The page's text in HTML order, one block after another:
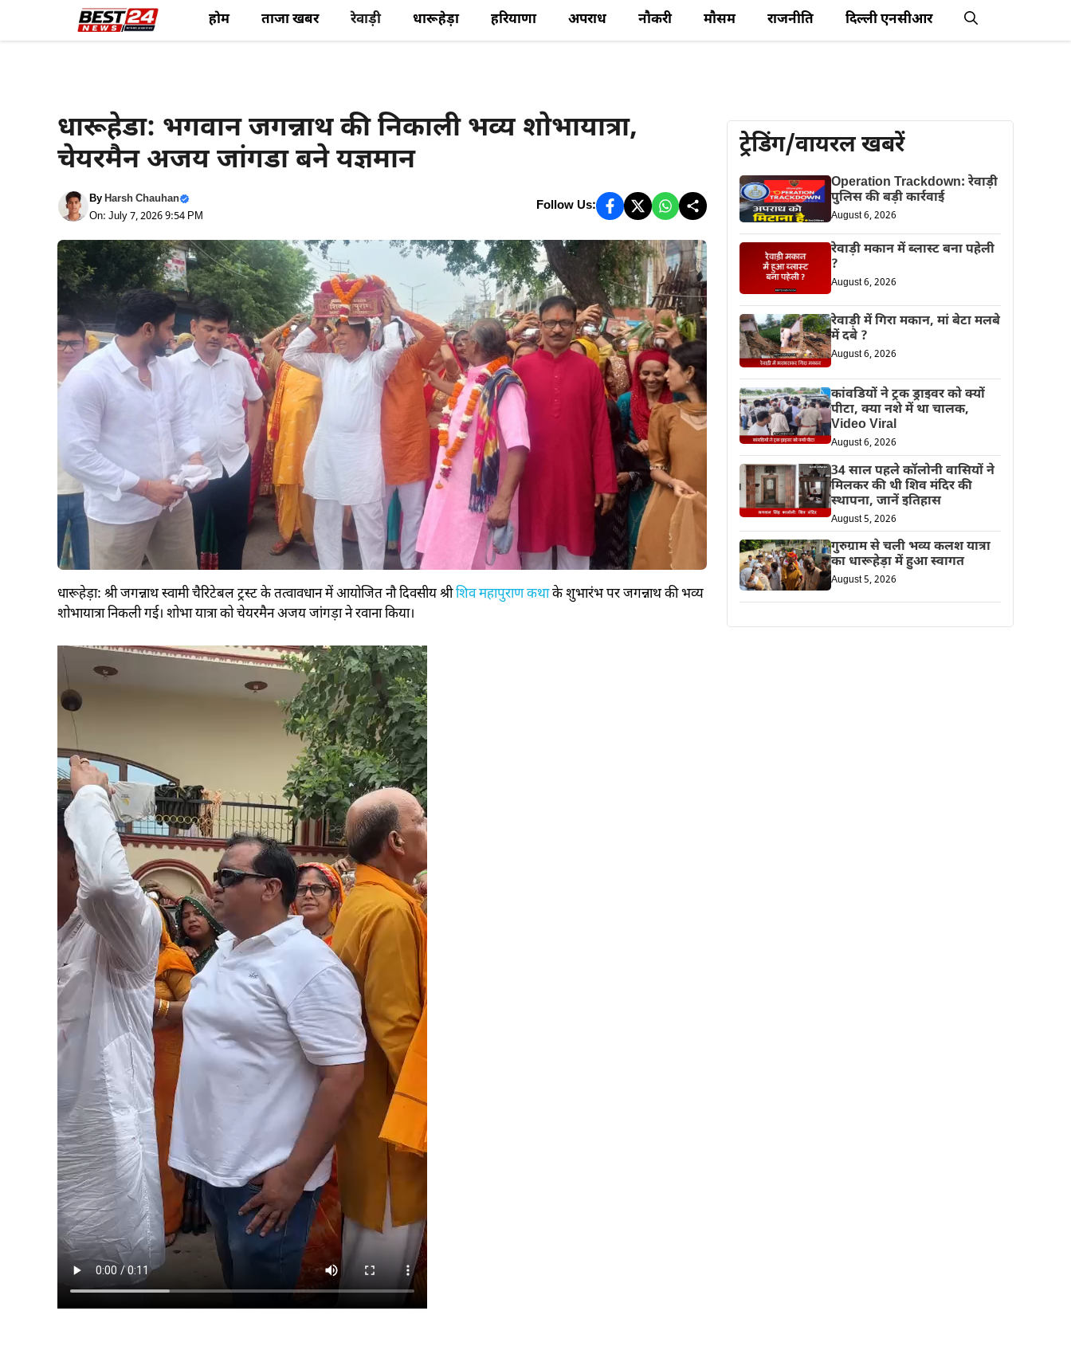
होम ताजा खबर रेवाड़ी धारूहेड़ा हरियाणा अपराध नौकरी मौसम राजनीति दिल्ली एनसीआर
धारूहेडा: भगवान जगन्नाथ की निकाली भव्य शोभायात्रा,
चेयरमैन अजय जांगडा बने यज्ञमान
ByHarsh Chauhan
On: July 7, 2026 9:54 PM
Follow Us:
धारूहेड़ा: श्री जगन्नाथ स्वामी चैरिटेबल ट्रस्ट के तत्वावधान में आयोजित नौ दिवसीय श्रीशिव महापुराण कथाके शुभारंभ पर जगन्नाथ की भव्य
शोभायात्रा निकली गई। शोभा यात्रा को चेयरमैन अजय जांगड़ा ने रवाना किया।
ट्रेडिंग/वायरल खबरें
Operation Trackdown: रेवाड़ी
पुलिस की बड़ी कार्रवाई
August 6, 2026
रेवाड़ी मकान में ब्लास्ट बना पहेली
?
August 6, 2026
रेवाड़ी में गिरा मकान, मां बेटा मलबे
में दबे ?
August 6, 2026
कांवडियों ने ट्रक ड्राइवर को क्यों
पीटा, क्या नशे में था चालक,
Video Viral
August 6, 2026
34 साल पहले कॉलोनी वासियों ने
मिलकर की थी शिव मंदिर की
स्थापना, जानें इतिहास
August 5, 2026
गुरुग्राम से चली भव्य कलश यात्रा
का धारूहेड़ा में हुआ स्वागत
August 5, 2026